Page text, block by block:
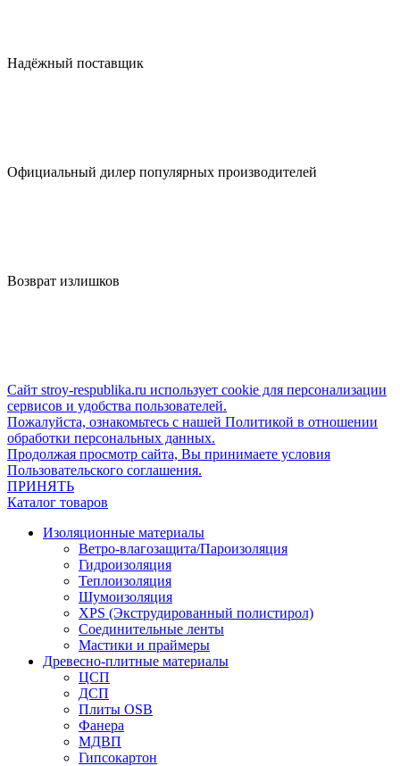
Надёжный поставщик
Официальный дилер популярных производителей
Возврат излишков
Сайт stroy-respublika.ru использует cookie для персонализации
сервисов и удобства пользователей.
Пожалуйста, ознакомьтесь с нашей Политикой в отношении
обработки персональных данных.
Продолжая просмотр сайта, Вы принимаете условия
Пользовательского соглашения.
ПРИНЯТЬ
Каталог товаров
Изоляционные материалы
Ветро-влагозащита/Пароизоляция
Гидроизоляция
Теплоизоляция
Шумоизоляция
XPS (Экструдированный полистирол)
Соединительные ленты
Мастики и праймеры
Древесно-плитные материалы
ЦСП
ДСП
Плиты OSB
Фанера
МДВП
Гипсокартон